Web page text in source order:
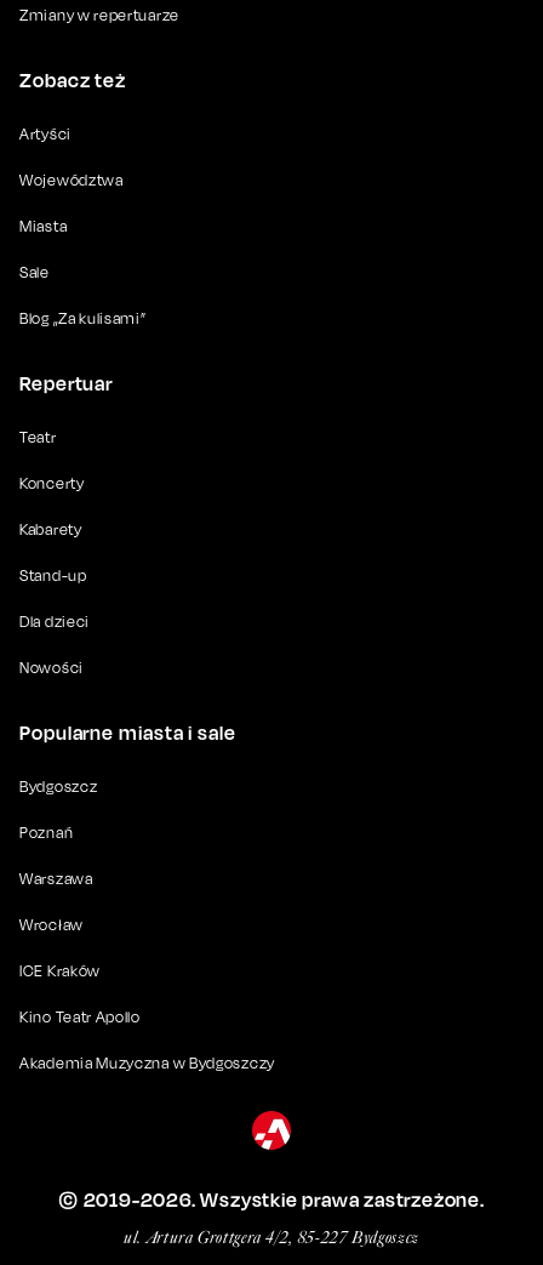
Zmiany w repertuarze
Zobacz też
Artyści
Województwa
Miasta
Sale
Blog „Za kulisami”
Repertuar
Teatr
Koncerty
Kabarety
Stand-up
Dla dzieci
Nowości
Popularne miasta i sale
Bydgoszcz
Poznań
Warszawa
Wrocław
ICE Kraków
Kino Teatr Apollo
Akademia Muzyczna w Bydgoszczy
© 2019-2026. Wszystkie prawa zastrzeżone.
ul. Artura Grottgera 4/2, 85-227 Bydgoszcz